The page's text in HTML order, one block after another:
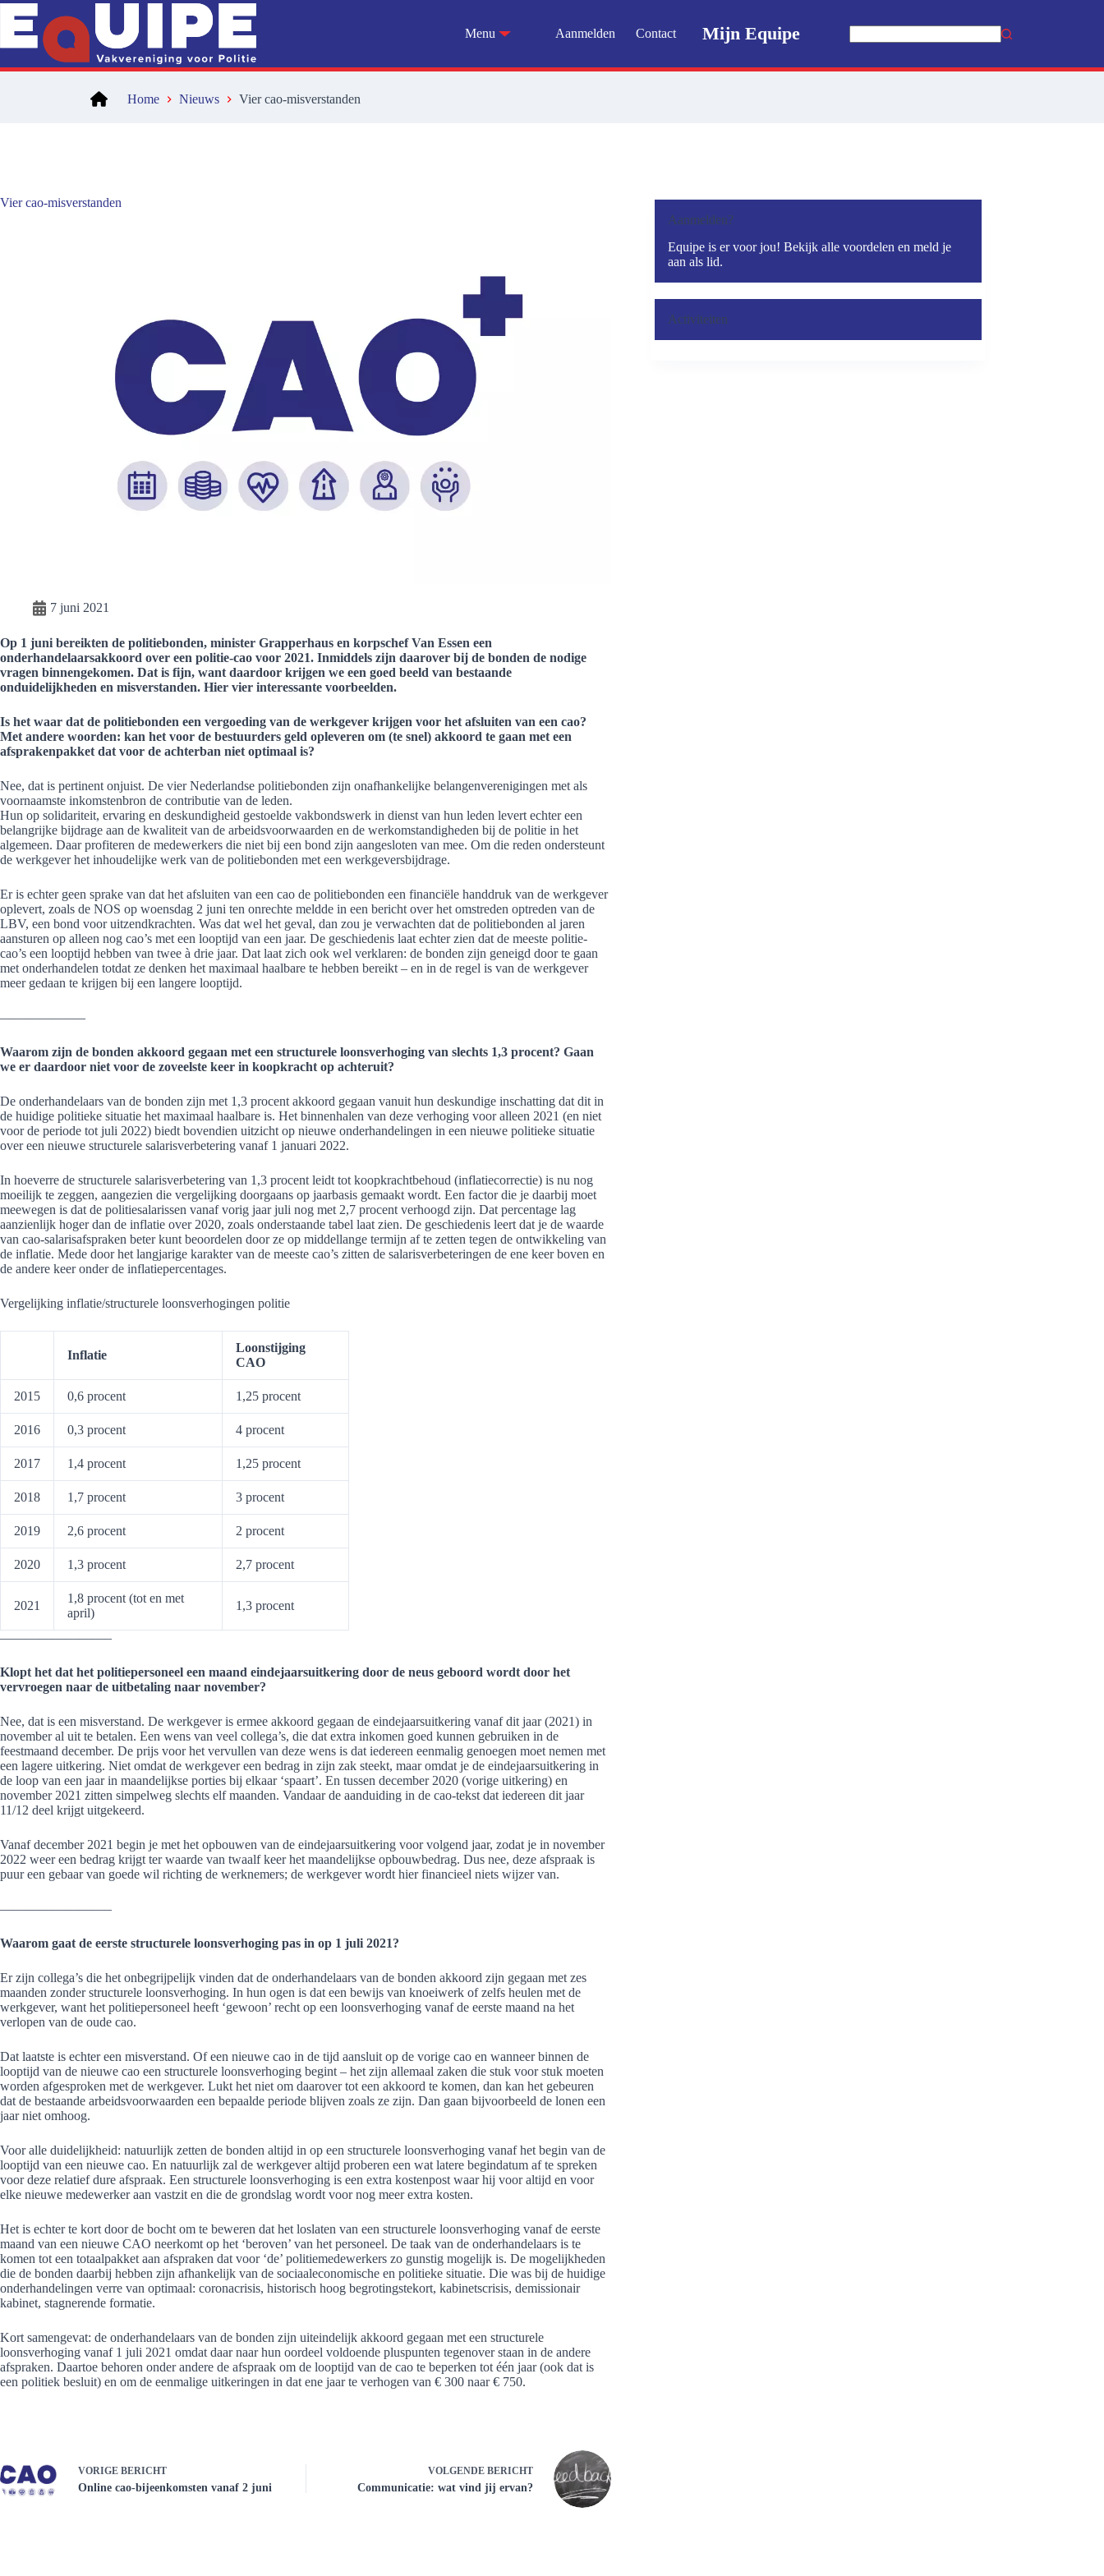
Ga
naar
inhoud
Menu Aanmelden Contact Mijn Equipe
Home Nieuws Vier cao-misverstanden
Vier cao-misverstanden
7 juni 2021
Op 1 juni bereikten de politiebonden, minister Grapperhaus en korpschef Van Essen een
onderhandelaarsakkoord over een politie-cao voor 2021. Inmiddels zijn daarover bij de bonden de nodige
vragen binnengekomen. Dat is fijn, want daardoor krijgen we een goed beeld van bestaande
onduidelijkheden en misverstanden. Hier vier interessante voorbeelden.
Is het waar dat de politiebonden een vergoeding van de werkgever krijgen voor het afsluiten van een cao?
Met andere woorden: kan het voor de bestuurders geld opleveren om (te snel) akkoord te gaan met een
afsprakenpakket dat voor de achterban niet optimaal is?
Nee, dat is pertinent onjuist. De vier Nederlandse politiebonden zijn onafhankelijke belangenverenigingen met als
voornaamste inkomstenbron de contributie van de leden.
Hun op solidariteit, ervaring en deskundigheid gestoelde vakbondswerk in dienst van hun leden levert echter een
belangrijke bijdrage aan de kwaliteit van de arbeidsvoorwaarden en de werkomstandigheden bij de politie in het
algemeen. Daar profiteren de medewerkers die niet bij een bond zijn aangesloten van mee. Om die reden ondersteunt
de werkgever het inhoudelijke werk van de politiebonden met een werkgeversbijdrage.
Er is echter geen sprake van dat het afsluiten van een cao de politiebonden een financiële handdruk van de werkgever
oplevert, zoals de NOS op woensdag 2 juni ten onrechte meldde in een bericht over het omstreden optreden van de
LBV, een bond voor uitzendkrachten. Was dat wel het geval, dan zou je verwachten dat de politiebonden al jaren
aansturen op alleen nog cao’s met een looptijd van een jaar. De geschiedenis laat echter zien dat de meeste politie-
cao’s een looptijd hebben van twee à drie jaar. Dat laat zich ook wel verklaren: de bonden zijn geneigd door te gaan
met onderhandelen totdat ze denken het maximaal haalbare te hebben bereikt – en in de regel is van de werkgever
meer gedaan te krijgen bij een langere looptijd.
——————–
Waarom zijn de bonden akkoord gegaan met een structurele loonsverhoging van slechts 1,3 procent? Gaan
we er daardoor niet voor de zoveelste keer in koopkracht op achteruit?
De onderhandelaars van de bonden zijn met 1,3 procent akkoord gegaan vanuit hun deskundige inschatting dat dit in
de huidige politieke situatie het maximaal haalbare is. Het binnenhalen van deze verhoging voor alleen 2021 (en niet
voor de periode tot juli 2022) biedt bovendien uitzicht op nieuwe onderhandelingen in een nieuwe politieke situatie
over een nieuwe structurele salarisverbetering vanaf 1 januari 2022.
In hoeverre de structurele salarisverbetering van 1,3 procent leidt tot koopkrachtbehoud (inflatiecorrectie) is nu nog
moeilijk te zeggen, aangezien die vergelijking doorgaans op jaarbasis gemaakt wordt. Een factor die je daarbij moet
meewegen is dat de politiesalarissen vanaf vorig jaar juli nog met 2,7 procent verhoogd zijn. Dat percentage lag
aanzienlijk hoger dan de inflatie over 2020, zoals onderstaande tabel laat zien. De geschiedenis leert dat je de waarde
van cao-salarisafspraken beter kunt beoordelen door ze op middellange termijn af te zetten tegen de ontwikkeling van
de inflatie. Mede door het langjarige karakter van de meeste cao’s zitten de salarisverbeteringen de ene keer boven en
de andere keer onder de inflatiepercentages.
Vergelijking inflatie/structurele loonsverhogingen politie
Inflatie
Loonstijging
CAO
2015 0,6 procent 1,25 procent
2016 0,3 procent 4 procent
2017 1,4 procent 1,25 procent
2018 1,7 procent 3 procent
2019 2,6 procent 2 procent
2020 1,3 procent 2,7 procent
2021
1,8 procent (tot en met
april)
1,3 procent
————————–
Klopt het dat het politiepersoneel een maand eindejaarsuitkering door de neus geboord wordt door het
vervroegen naar de uitbetaling naar november?
Nee, dat is een misverstand. De werkgever is ermee akkoord gegaan de eindejaarsuitkering vanaf dit jaar (2021) in
november al uit te betalen. Een wens van veel collega’s, die dat extra inkomen goed kunnen gebruiken in de
feestmaand december. De prijs voor het vervullen van deze wens is dat iedereen eenmalig genoegen moet nemen met
een lagere uitkering. Niet omdat de werkgever een bedrag in zijn zak steekt, maar omdat je de eindejaarsuitkering in
de loop van een jaar in maandelijkse porties bij elkaar ‘spaart’. En tussen december 2020 (vorige uitkering) en
november 2021 zitten simpelweg slechts elf maanden. Vandaar de aanduiding in de cao-tekst dat iedereen dit jaar
11/12 deel krijgt uitgekeerd.
Vanaf december 2021 begin je met het opbouwen van de eindejaarsuitkering voor volgend jaar, zodat je in november
2022 weer een bedrag krijgt ter waarde van twaalf keer het maandelijkse opbouwbedrag. Dus nee, deze afspraak is
puur een gebaar van goede wil richting de werknemers; de werkgever wordt hier financieel niets wijzer van.
————————–
Waarom gaat de eerste structurele loonsverhoging pas in op 1 juli 2021?
Er zijn collega’s die het onbegrijpelijk vinden dat de onderhandelaars van de bonden akkoord zijn gegaan met zes
maanden zonder structurele loonsverhoging. In hun ogen is dat een bewijs van knoeiwerk of zelfs heulen met de
werkgever, want het politiepersoneel heeft ‘gewoon’ recht op een loonsverhoging vanaf de eerste maand na het
verlopen van de oude cao.
Dat laatste is echter een misverstand. Of een nieuwe cao in de tijd aansluit op de vorige cao en wanneer binnen de
looptijd van de nieuwe cao een structurele loonsverhoging begint – het zijn allemaal zaken die stuk voor stuk moeten
worden afgesproken met de werkgever. Lukt het niet om daarover tot een akkoord te komen, dan kan het gebeuren
dat de bestaande arbeidsvoorwaarden een bepaalde periode blijven zoals ze zijn. Dan gaan bijvoorbeeld de lonen een
jaar niet omhoog.
Voor alle duidelijkheid: natuurlijk zetten de bonden altijd in op een structurele loonsverhoging vanaf het begin van de
looptijd van een nieuwe cao. En natuurlijk zal de werkgever altijd proberen een wat latere begindatum af te spreken
voor deze relatief dure afspraak. Een structurele loonsverhoging is een extra kostenpost waar hij voor altijd en voor
elke nieuwe medewerker aan vastzit en die de grondslag wordt voor nog meer extra kosten.
Het is echter te kort door de bocht om te beweren dat het loslaten van een structurele loonsverhoging vanaf de eerste
maand van een nieuwe CAO neerkomt op het ‘beroven’ van het personeel. De taak van de onderhandelaars is te
komen tot een totaalpakket aan afspraken dat voor ‘de’ politiemedewerkers zo gunstig mogelijk is. De mogelijkheden
die de bonden daarbij hebben zijn afhankelijk van de sociaaleconomische en politieke situatie. Die was bij de huidige
onderhandelingen verre van optimaal: coronacrisis, historisch hoog begrotingstekort, kabinetscrisis, demissionair
kabinet, stagnerende formatie.
Kort samengevat: de onderhandelaars van de bonden zijn uiteindelijk akkoord gegaan met een structurele
loonsverhoging vanaf 1 juli 2021 omdat daar naar hun oordeel voldoende pluspunten tegenover staan in de andere
afspraken. Daartoe behoren onder andere de afspraak om de looptijd van de cao te beperken tot één jaar (ook dat is
een politiek besluit) en om de eenmalige uitkeringen in dat ene jaar te verhogen van € 300 naar € 750.
VORIGE BERICHT
Online cao-bijeenkomsten vanaf 2 juni
VOLGENDE BERICHT
Communicatie: wat vind jij ervan?
Aanmelden?
Equipe is er voor jou! Bekijk alle voordelen en meld je
aan als lid.
Activiteiten